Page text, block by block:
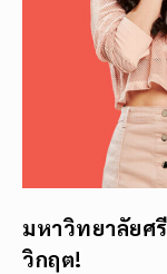
มหาวิทยาลัยศ
วิกฤต!